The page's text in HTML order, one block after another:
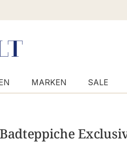
MARKEN SALE